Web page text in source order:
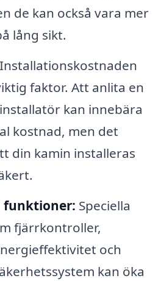
de kan också vara mer
lång sikt.
Installationskostnaden
faktor. Att anlita en
kan innebära
kostnad, men det
din kamin installeras
funktioner: Speciella
fjärrkontroller,
och
kan öka